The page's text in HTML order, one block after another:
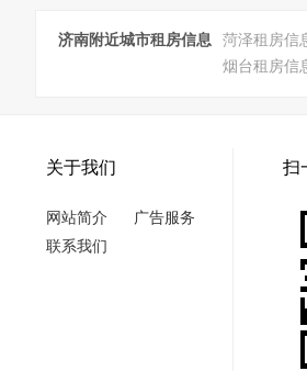
济南附近城市租房信息 菏泽租房信
烟台租房信
关于我们
网站简介
广告服务
联系我们
扫